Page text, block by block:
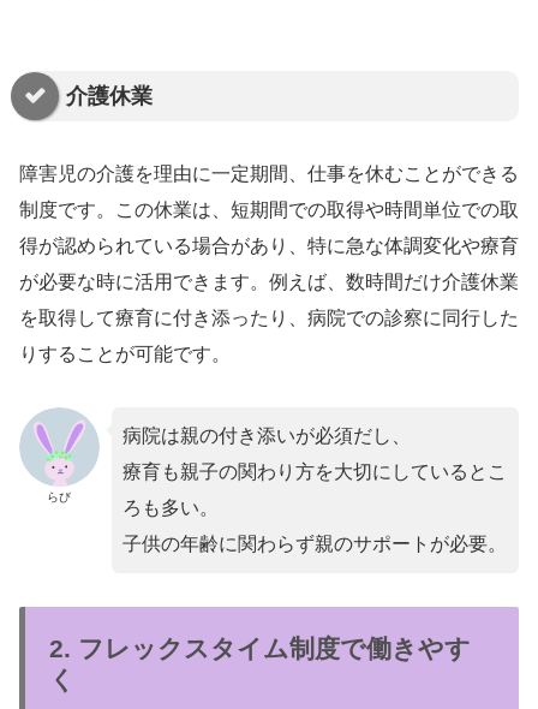
介護休業
障害児の介護を理由に一定期間、仕事を休むことができる
制度です。この休業は、短期間での取得や時間単位での取
得が認められている場合があり、特に急な体調変化や療育
が必要な時に活用できます。例えば、数時間だけ介護休業
を取得して療育に付き添ったり、病院での診察に同行した
りすることが可能です。
らび
病院は親の付き添いが必須だし、
療育も親子の関わり方を大切にしているとこ
ろも多い。
子供の年齢に関わらず親のサポートが必要。
2. フレックスタイム制度で働きやす
く